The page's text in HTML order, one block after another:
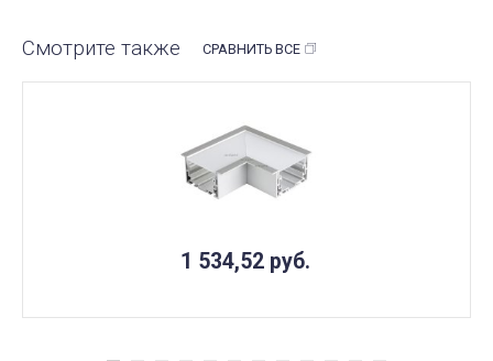
Смотрите также СРАВНИТЬ ВСЕ
1 534,52 руб.